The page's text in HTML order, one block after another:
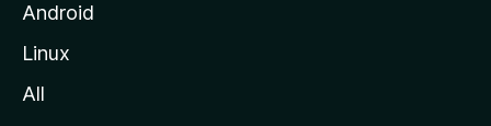
Android
Linux
All